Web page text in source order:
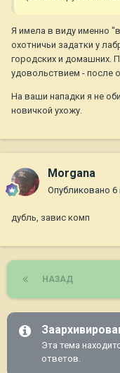
Я имела в виду именно
охотничьи задатки у
городских и домашних.
удовольствием - после
На ваши нападки я не
новичкой ухожу.
Morgana
Опубликовано 6
дубль, завис комп
НАЗАД
Эта тема
ответов.